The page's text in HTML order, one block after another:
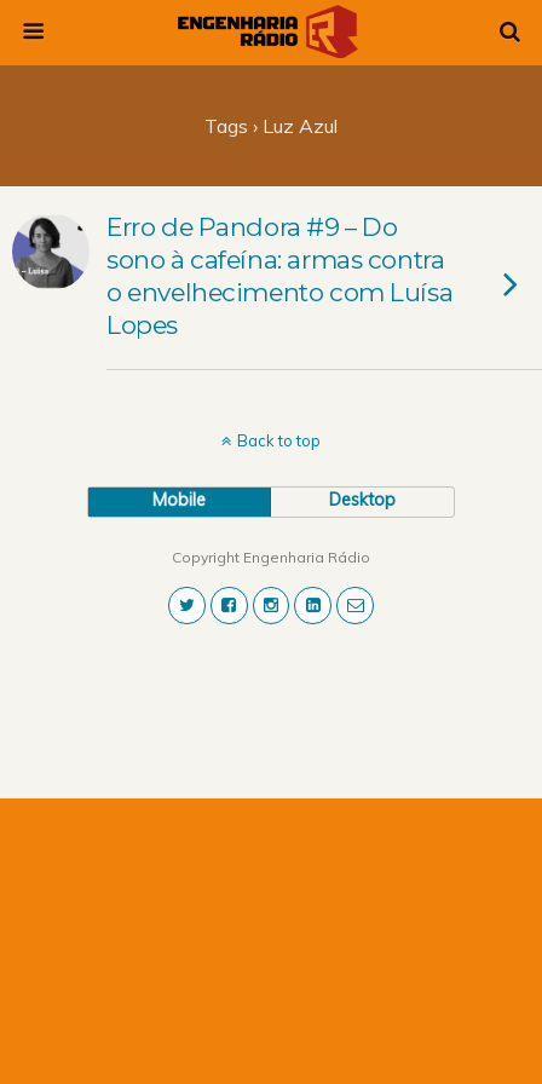
Tags › Luz Azul
Erro de Pandora #9 – Do
sono à cafeína: armas contra
o envelhecimento com Luísa
Lopes
Back to top
Mobile Desktop
Copyright Engenharia Rádio